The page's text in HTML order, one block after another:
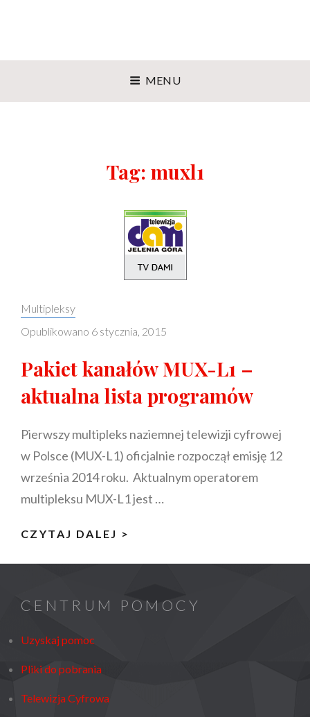
MENU
Tag: muxl1
Categories:
Multipleksy
Opublikowano 6 stycznia, 2015
Pakiet kanałów MUX-L1 –
aktualna lista programów
Pierwszy multipleks naziemnej telewizji cyfrowej
w Polsce (MUX-L1) oficjalnie rozpoczął emisję 12
września 2014 roku. Aktualnym operatorem
multipleksu MUX-L1 jest …
CZYTAJ DALEJ >
–
CENTRUM POMOCY
Uzyskaj pomoc
Pliki do pobrania
Telewizja Cyfrowa